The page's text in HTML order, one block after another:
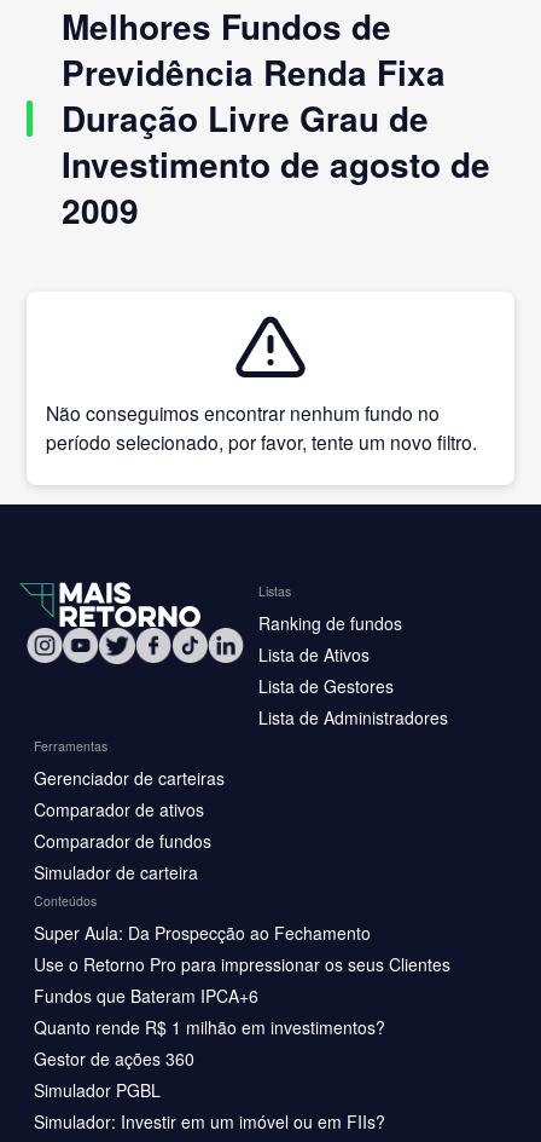
Melhores Fundos de
Previdência Renda Fixa
Duração Livre Grau de
Investimento de agosto de
2009
Não conseguimos encontrar nenhum fundo no
período selecionado, por favor, tente um novo filtro.
Listas
Ranking de fundos
Lista de Ativos
Lista de Gestores
Lista de Administradores
Ferramentas
Gerenciador de carteiras
Comparador de ativos
Comparador de fundos
Simulador de carteira
Conteúdos
Super Aula: Da Prospecção ao Fechamento
Use o Retorno Pro para impressionar os seus Clientes
Fundos que Bateram IPCA+6
Quanto rende R$ 1 milhão em investimentos?
Gestor de ações 360
Simulador PGBL
Simulador: Investir em um imóvel ou em FIIs?